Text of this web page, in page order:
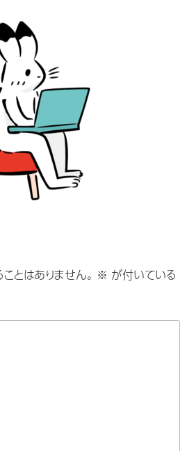
とはありません。 ※ が付いている